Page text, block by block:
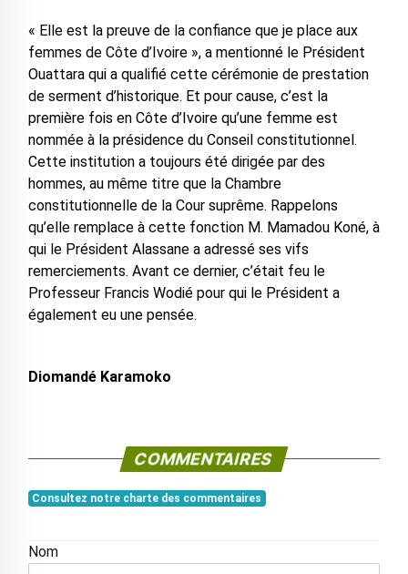
« Elle est la preuve de la confiance que je place aux
femmes de Côte d’Ivoire », a mentionné le Président
Ouattara qui a qualifié cette cérémonie de prestation
de serment d’historique. Et pour cause, c’est la
première fois en Côte d’Ivoire qu’une femme est
nommée à la présidence du Conseil constitutionnel.
Cette institution a toujours été dirigée par des
hommes, au même titre que la Chambre
constitutionnelle de la Cour suprême. Rappelons
qu’elle remplace à cette fonction M. Mamadou Koné, à
qui le Président Alassane a adressé ses vifs
remerciements. Avant ce dernier, c’était feu le
Professeur Francis Wodié pour qui le Président a
également eu une pensée.
Diomandé Karamoko
COMMENTAIRES
Consultez notre charte des commentaires
Nom